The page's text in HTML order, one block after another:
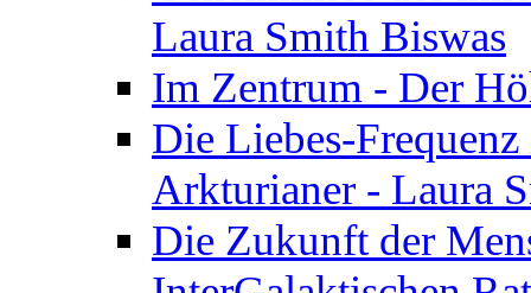
Laura Smith Biswas
Im Zentrum - Der
Die Liebes-
Arkturianer - Laura
Die Zukunft der